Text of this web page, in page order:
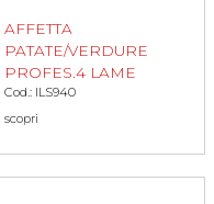
AFFETTA
PATATE/VERDURE
PROFES.4 LAME
Cod.: ILS940
scopri